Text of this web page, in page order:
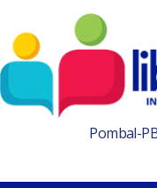
Pombal-